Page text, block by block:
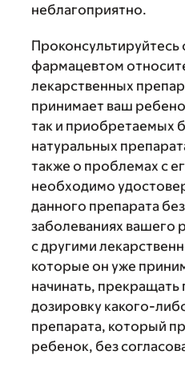
неблагоприятно.
Проконсультируйтесь
фармацевтом
лекарственных
принимает ваш
так и приобретаемых
натуральных
также о проблемах с
необходимо
данного препарата
заболеваниях вашего
с другими
которые он уже
начинать, прекращать
дозировку какого-
препарата, который
ребенок, без